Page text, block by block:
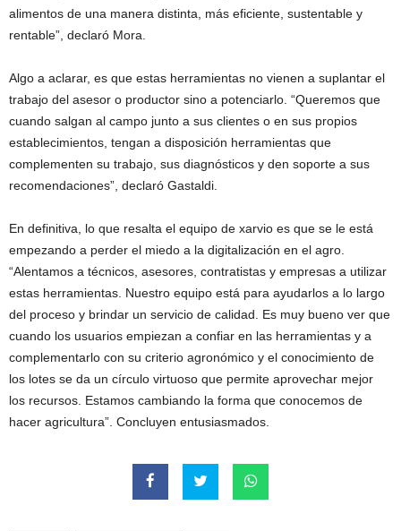
alimentos de una manera distinta, más eficiente, sustentable y
rentable”, declaró Mora.
Algo a aclarar, es que estas herramientas no vienen a suplantar el
trabajo del asesor o productor sino a potenciarlo. “Queremos que
cuando salgan al campo junto a sus clientes o en sus propios
establecimientos, tengan a disposición herramientas que
complementen su trabajo, sus diagnósticos y den soporte a sus
recomendaciones”, declaró Gastaldi.
En definitiva, lo que resalta el equipo de xarvio es que se le está
empezando a perder el miedo a la digitalización en el agro.
“Alentamos a técnicos, asesores, contratistas y empresas a utilizar
estas herramientas. Nuestro equipo está para ayudarlos a lo largo
del proceso y brindar un servicio de calidad. Es muy bueno ver que
cuando los usuarios empiezan a confiar en las herramientas y a
complementarlo con su criterio agronómico y el conocimiento de
los lotes se da un círculo virtuoso que permite aprovechar mejor
los recursos. Estamos cambiando la forma que conocemos de
hacer agricultura”. Concluyen entusiasmados.